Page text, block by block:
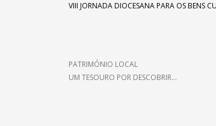
VIII JORNADA DIOCESANA PARA OS BENS
PATRIMÓNIO LOCAL
UM TESOURO POR DESCOBRIR…